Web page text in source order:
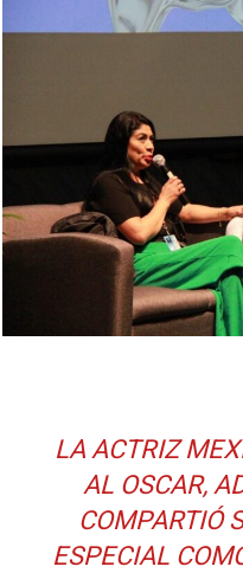
LA ACTRIZ
AL OSCAR,
COMPARTIÓ
ESPECIAL